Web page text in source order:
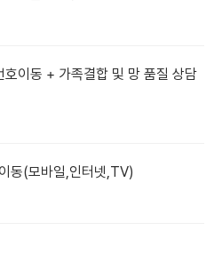
이동 + 가족결합 및 망 품질 상담
동(모바일,인터넷,TV)